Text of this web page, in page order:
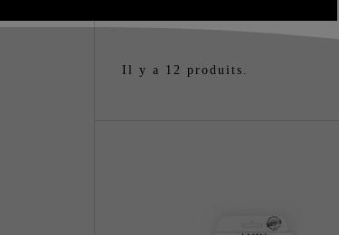
Il y a 12 produits.